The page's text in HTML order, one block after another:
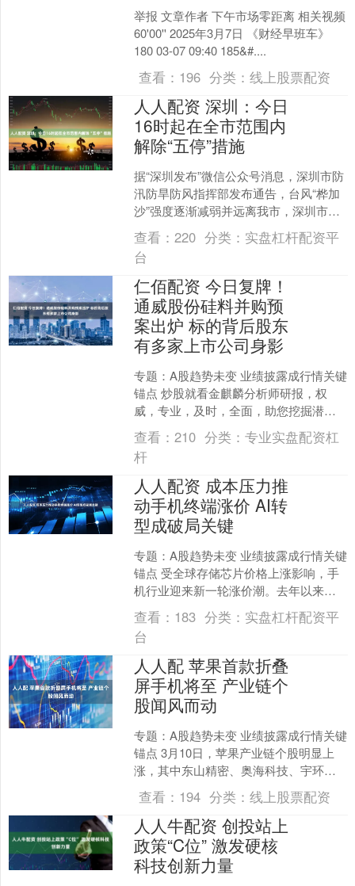
举报 文章作者 下午市场零距离 相关视频
60'00'' 2025年3月7日 《财经早班车》
180 03-07 09:40 185&#....
查看： 196 分类： 线上股票配资
人人配资 深圳：今日
16时起在全市范围内
解除“五停”措施
据“深圳发布”微信公众号消息，深圳市防
汛防旱防风指挥部发布通告，台风“桦加
沙”强度逐渐减弱并远离我市，深圳市气
象台已将台风红色预警信号降级。经市
委、市政府研究决....
查看：220 分类： 实盘杠杆配资平
台
仁佰配资 今日复牌！
通威股份硅料并购预
案出炉 标的背后股东
有多家上市公司身影
专题：A股趋势未变 业绩披露成行情关键
锚点 炒股就看金麒麟分析师研报，权
威，专业，及时，全面，助您挖掘潜力
主题机会！ 光伏行业深度调整的关口，
通威股份（SH60....
查看：210 分类：专业实盘配资杠
杆
人人配资 成本压力推
动手机终端涨价 AI转
型成破局关键
专题：A股趋势未变 业绩披露成行情关键
锚点 受全球存储芯片价格上涨影响，手
机行业迎来新一轮涨价潮。去年以来，AI
服务器爆发式增长抢走大量原本用于手
机生产的内存产....
查看： 183 分类： 实盘杠杆配资平
台
人人配 苹果首款折叠
屏手机将至 产业链个
股闻风而动
专题：A股趋势未变 业绩披露成行情关键
锚点 3月10日，苹果产业链个股明显上
涨，其中东山精密、奥海科技、宇环数
控等涨停，蓝特光学、百邦科技、光大
同创等涨幅超10....
查看： 194 分类： 线上股票配资
人人牛配资 创投站上
政策“C位” 激发硬核
科技创新力量